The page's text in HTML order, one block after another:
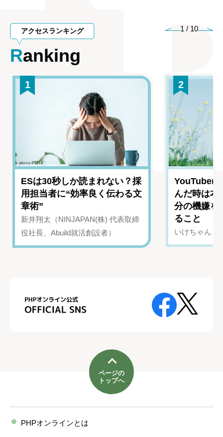
アクセスランキング
Ranking
1 / 10
1
ESは30秒しか読まれない？採
用担当者に“効率良く伝わる文
章術”
新井翔太（NINJAPAN(株) 代表取締
役社長、Abuild就活創設者）
2
YouTuber
んだ時は
分の機嫌を
ること
いけちゃん（
ページの
トップへ
PHPオンラインとは